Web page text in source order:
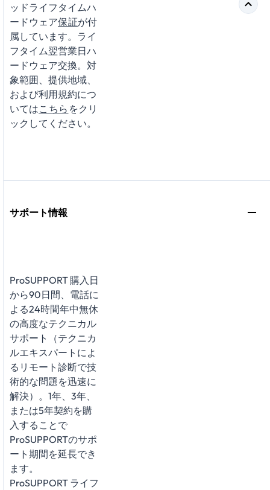
ッドライフタイムハ
ードウェア保証が付
属しています。ライ
フタイム翌営業日ハ
ードウェア交換。対
象範囲、提供地域、
および利用規約につ
いてはこちら をクリ
ックしてください。
サポート情報
ProSUPPORT 購入日
から90日間、電話に
よる24時間年中無休
の高度なテクニカル
サポート（テクニカ
ルエキスパートによ
るリモート診断で技
術的な問題を迅速に
解決）。1年、3年、
または5年契約を購
入することで
ProSUPPORTのサポ
ート期間を延長でき
ます。
ProSUPPORT ライフ